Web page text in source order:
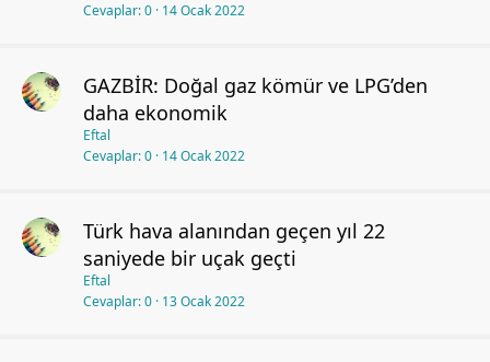
Cevaplar 0 14 Ocak 2022
GAZBİR: Doğal gaz kömür ve LPG’den
daha ekonomik
Eftal
Cevaplar 0 14 Ocak 2022
Türk hava alanından geçen yıl 22
saniyede bir uçak geçti
Eftal
Cevaplar 0 13 Ocak 2022